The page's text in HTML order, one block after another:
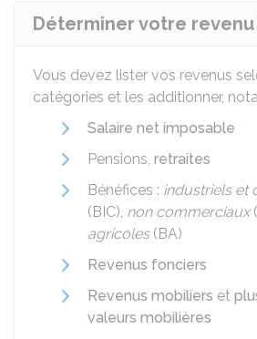
Déterminer votre
Vous devez lister vos revenus
catégories et les additionner,
Salaire net imposable
Pensions, retraites
Bénéfices : industriels et
(BIC), non commerciaux
agricoles(BA)
Revenus fonciers
Revenus mobiliers et
valeurs mobilières